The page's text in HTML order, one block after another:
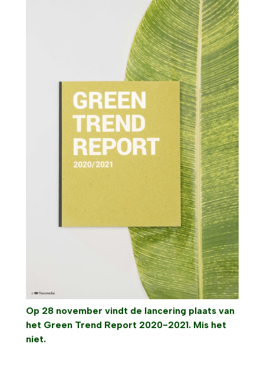
Op 28 november vindt de lancering plaats van
het Green Trend Report 2020-2021. Mis het
niet.